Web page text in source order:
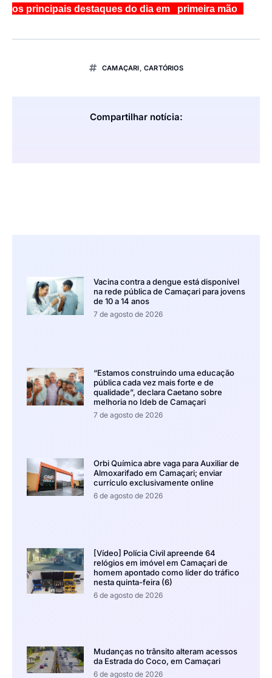
os principais destaques do dia em primeira mão
CAMAÇARI ,CARTÓRIOS
Compartilhar notícia:
Vacina contra a dengue está disponível
na rede pública de Camaçari para jovens
de 10 a 14 anos
7 de agosto de 2026
“Estamos construindo uma educação
pública cada vez mais forte e de
qualidade”, declara Caetano sobre
melhoria no Ideb de Camaçari
7 de agosto de 2026
Orbi Química abre vaga para Auxiliar de
Almoxarifado em Camaçari; enviar
currículo exclusivamente online
6 de agosto de 2026
[Vídeo] Polícia Civil apreende 64
relógios em imóvel em Camaçari de
homem apontado como líder do tráfico
nesta quinta-feira (6)
6 de agosto de 2026
Mudanças no trânsito alteram acessos
da Estrada do Coco, em Camaçari
6 de agosto de 2026